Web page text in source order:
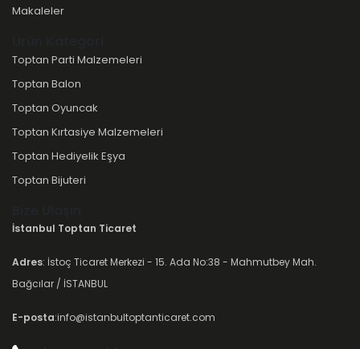
Makaleler
Toptan Parti Malzemeleri
Toptan Balon
Toptan Oyuncak
Toptan Kırtasiye Malzemeleri
Toptan Hediyelik Eşya
Toptan Bijuteri
İstanbul Toptan Ticaret
Adres: İstoç Ticaret Merkezi - 15. Ada No:38 - Mahmutbey Mah.
Bağcılar / İSTANBUL
E-posta:info@istanbultoptanticaret.com